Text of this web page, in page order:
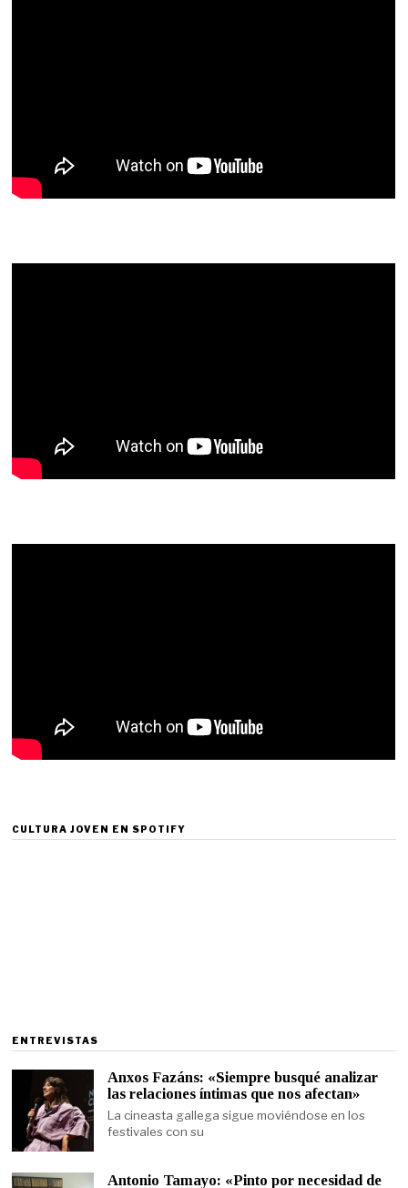
CULTURA JOVEN EN SPOTIFY
ENTREVISTAS
Anxos Fazáns: «Siempre busqué analizar
las relaciones íntimas que nos afectan»
La cineasta gallega sigue moviéndose en los
festivales con su
Antonio Tamayo: «Pinto por necesidad de